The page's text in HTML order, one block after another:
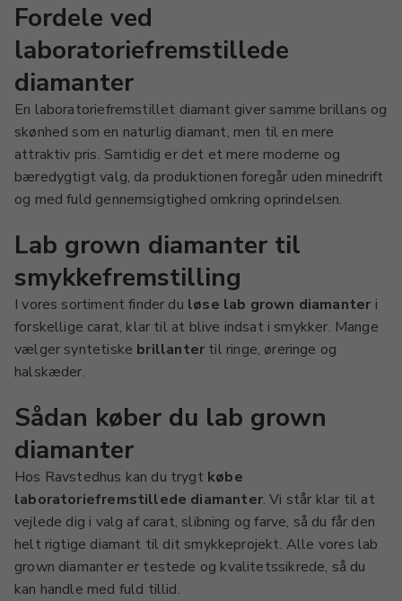
Fordele ved
laboratoriefremstillede
diamanter
En laboratoriefremstillet diamant giver samme brillans og
skønhed som en naturlig diamant, men til en mere
attraktiv pris. Samtidig er det et mere moderne og
bæredygtigt valg, da produktionen foregår uden minedrift
og med fuld gennemsigtighed omkring oprindelsen.
Lab grown diamanter til
smykkefremstilling
I vores sortiment finder du løse lab grown diamanter i
forskellige carat, klar til at blive indsat i smykker. Mange
vælger syntetiske brillanter til ringe, øreringe og
halskæder.
Sådan køber du lab grown
diamanter
Hos Ravstedhus kan du trygt købe
laboratoriefremstillede diamanter. Vi står klar til at
vejlede dig i valg af carat, slibning og farve, så du får den
helt rigtige diamant til dit smykkeprojekt. Alle vores lab
grown diamanter er testede og kvalitetssikrede, så du
kan handle med fuld tillid.